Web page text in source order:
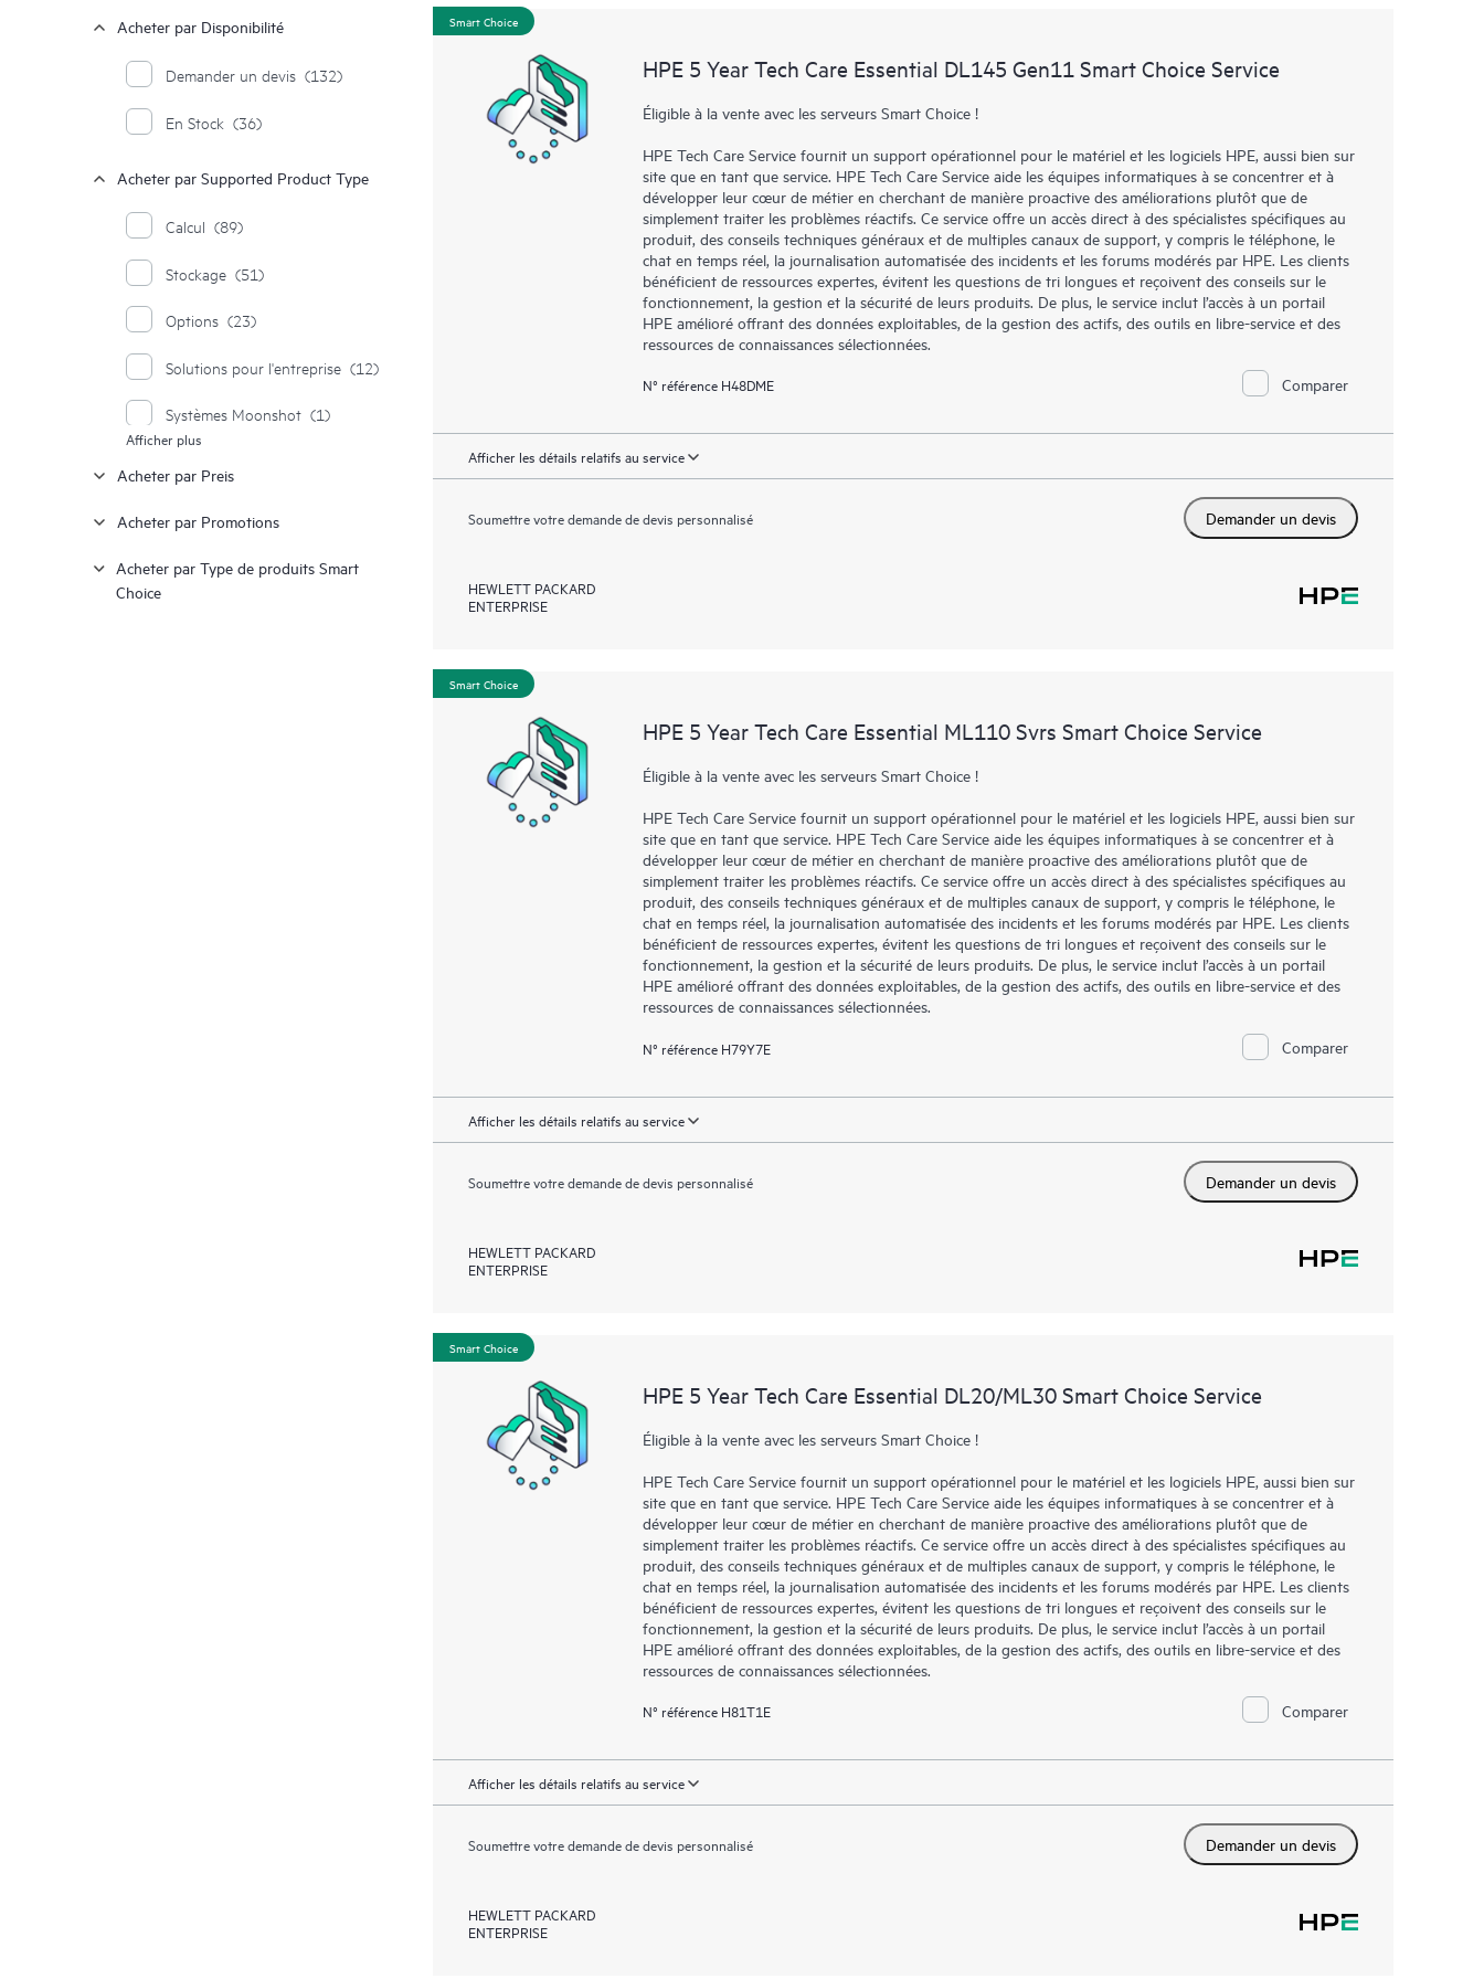
nouveaux outils en libre-service permettent aux Clients d’effectuer certaines activités
ressources HPE qui favoriseront l’excellence opérationnelle et l’optimisation des
performances de la périphérie au cloud.
Acheter par Disponibilité
Demander un devis (132)
En Stock (36)
Acheter par Supported Product Type
Calcul (89)
Stockage (51)
Options (23)
Solutions pour l'entreprise (12)
Systèmes Moonshot (1)
Afficher plus
Acheter par Preis
Acheter par Promotions
Acheter par Type de produits Smart
Choice
Smart Choice
HPE 5 Year Tech Care Essential DL145 Gen11 Smart Choice Service
Éligible à la vente avec les serveurs Smart Choice !
HPE Tech Care Service fournit un support opérationnel pour le matériel et les logiciels HPE, aussi bien sur
site que en tant que service. HPE Tech Care Service aide les équipes informatiques à se concentrer et à
développer leur cœur de métier en cherchant de manière proactive des améliorations plutôt que de
simplement traiter les problèmes réactifs. Ce service offre un accès direct à des spécialistes spécifiques au
produit, des conseils techniques généraux et de multiples canaux de support, y compris le téléphone, le
chat en temps réel, la journalisation automatisée des incidents et les forums modérés par HPE. Les clients
bénéficient de ressources expertes, évitent les questions de tri longues et reçoivent des conseils sur le
fonctionnement, la gestion et la sécurité de leurs produits. De plus, le service inclut l’accès à un portail
HPE amélioré offrant des données exploitables, de la gestion des actifs, des outils en libre-service et des
ressources de connaissances sélectionnées.
N° référence H48DME Comparer
Afficher les détails relatifs au service
Soumettre votre demande de devis personnalisé Demander un devis
HEWLETT PACKARD
ENTERPRISE
Smart Choice
HPE 5 Year Tech Care Essential ML110 Svrs Smart Choice Service
Éligible à la vente avec les serveurs Smart Choice !
HPE Tech Care Service fournit un support opérationnel pour le matériel et les logiciels HPE, aussi bien sur
site que en tant que service. HPE Tech Care Service aide les équipes informatiques à se concentrer et à
développer leur cœur de métier en cherchant de manière proactive des améliorations plutôt que de
simplement traiter les problèmes réactifs. Ce service offre un accès direct à des spécialistes spécifiques au
produit, des conseils techniques généraux et de multiples canaux de support, y compris le téléphone, le
chat en temps réel, la journalisation automatisée des incidents et les forums modérés par HPE. Les clients
bénéficient de ressources expertes, évitent les questions de tri longues et reçoivent des conseils sur le
fonctionnement, la gestion et la sécurité de leurs produits. De plus, le service inclut l’accès à un portail
HPE amélioré offrant des données exploitables, de la gestion des actifs, des outils en libre-service et des
ressources de connaissances sélectionnées.
N° référence H79Y7E Comparer
Afficher les détails relatifs au service
Soumettre votre demande de devis personnalisé Demander un devis
HEWLETT PACKARD
ENTERPRISE
Smart Choice
HPE 5 Year Tech Care Essential DL20/ML30 Smart Choice Service
Éligible à la vente avec les serveurs Smart Choice !
HPE Tech Care Service fournit un support opérationnel pour le matériel et les logiciels HPE, aussi bien sur
site que en tant que service. HPE Tech Care Service aide les équipes informatiques à se concentrer et à
développer leur cœur de métier en cherchant de manière proactive des améliorations plutôt que de
simplement traiter les problèmes réactifs. Ce service offre un accès direct à des spécialistes spécifiques au
produit, des conseils techniques généraux et de multiples canaux de support, y compris le téléphone, le
chat en temps réel, la journalisation automatisée des incidents et les forums modérés par HPE. Les clients
bénéficient de ressources expertes, évitent les questions de tri longues et reçoivent des conseils sur le
fonctionnement, la gestion et la sécurité de leurs produits. De plus, le service inclut l’accès à un portail
HPE amélioré offrant des données exploitables, de la gestion des actifs, des outils en libre-service et des
ressources de connaissances sélectionnées.
N° référence H81T1E Comparer
Afficher les détails relatifs au service
Soumettre votre demande de devis personnalisé Demander un devis
HEWLETT PACKARD
ENTERPRISE